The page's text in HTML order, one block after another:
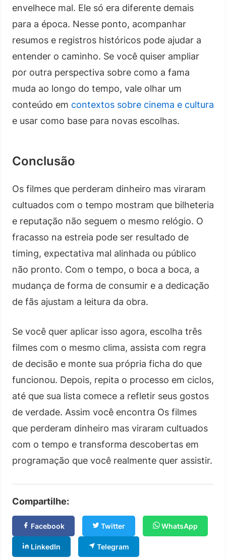
envelhece mal. Ele só era diferente demais
para a época. Nesse ponto, acompanhar
resumos e registros históricos pode ajudar a
entender o caminho. Se você quiser ampliar
por outra perspectiva sobre como a fama
muda ao longo do tempo, vale olhar um
conteúdo em contextos sobre cinema e cultura
e usar como base para novas escolhas.
Conclusão
Os filmes que perderam dinheiro mas viraram
cultuados com o tempo mostram que bilheteria
e reputação não seguem o mesmo relógio. O
fracasso na estreia pode ser resultado de
timing, expectativa mal alinhada ou público
não pronto. Com o tempo, o boca a boca, a
mudança de forma de consumir e a dedicação
de fãs ajustam a leitura da obra.
Se você quer aplicar isso agora, escolha três
filmes com o mesmo clima, assista com regra
de decisão e monte sua própria ficha do que
funcionou. Depois, repita o processo em ciclos,
até que sua lista comece a refletir seus gostos
de verdade. Assim você encontra Os filmes
que perderam dinheiro mas viraram cultuados
com o tempo e transforma descobertas em
programação que você realmente quer assistir.
Compartilhe:
Facebook Twitter WhatsApp
LinkedIn Telegram